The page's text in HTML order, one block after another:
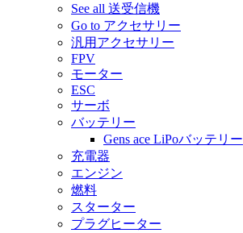
See all 送受信機
Go to アクセサリー
汎用アクセサリー
FPV
モーター
ESC
サーボ
バッテリー
Gens ace LiPoバッテリー
充電器
エンジン
燃料
スターター
プラグヒーター